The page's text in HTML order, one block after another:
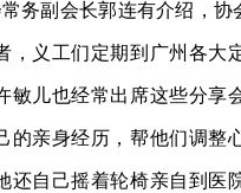
务副会长郭连有介绍，协
，义工们定期到广州各大
敏儿也经常出席这些分享
的亲身经历，帮他们调整
还自己摇着轮椅亲自到医